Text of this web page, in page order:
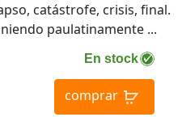
En stock
comprar
catástrofe, crisis, final.
paulatinamente ...